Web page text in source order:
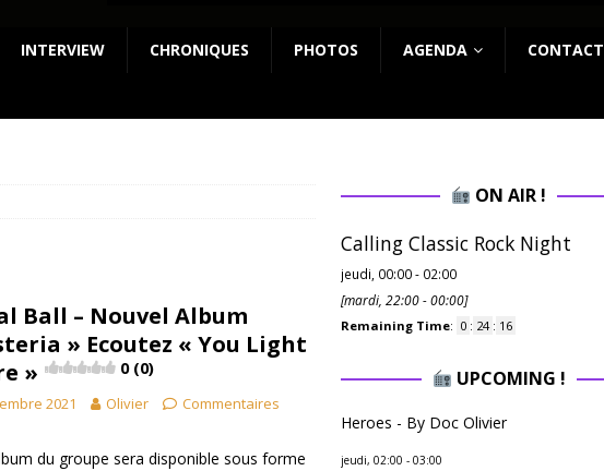
INTERVIEW CHRONIQUES PHOTOS AGENDA CONTACT
Ball – Nouvel Album
» Ecoutez « You Light
»
0 (0)
2021 Olivier
Commentaires
du groupe sera disponible sous forme
ON AIR !
Calling Classic Rock Night
jeudi, 00:00 - 02:00
[mardi, 22:00 -00:00]
Remaining Time: 0 : 24 : 14
UPCOMING !
Heroes - By Doc Olivier
jeudi, 02:00 - 03:00